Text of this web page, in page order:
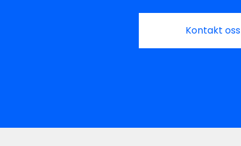
Kontakt oss